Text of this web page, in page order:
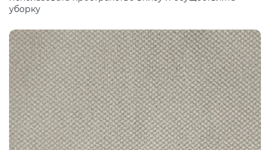
уборку